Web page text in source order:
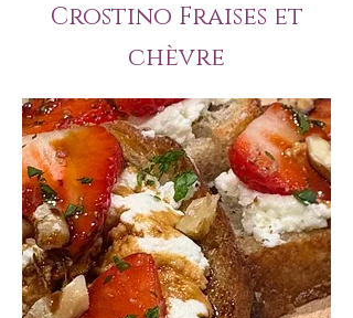
Crostino Fraises et
chèvre